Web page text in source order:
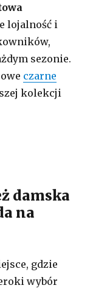
lojalność i
sezonie.
czarne
kolekcji
damska
na
gdzie
wybór